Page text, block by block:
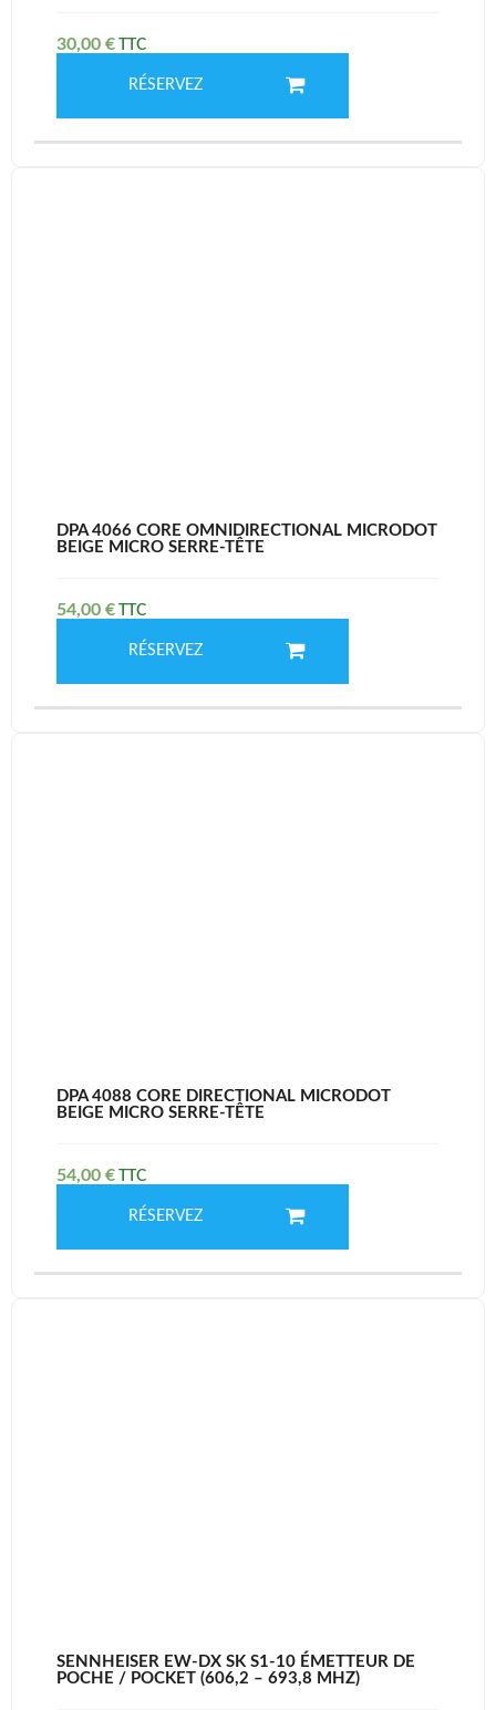
30,00 €
RÉSERVEZ
DPA 4066 CORE OMNIDIRECTIONAL MICRODOT
BEIGE MICRO SERRE-TÊTE
54,00 €
RÉSERVEZ
DPA 4088 CORE DIRECTIONAL MICRODOT
BEIGE MICRO SERRE-TÊTE
54,00 €
RÉSERVEZ
SENNHEISER EW-DX SK S1-10 ÉMETTEUR DE
POCHE / POCKET (606,2 – 693,8 MHZ)